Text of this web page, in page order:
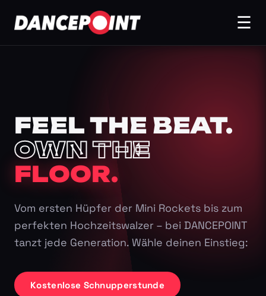
☰
FEEL THE BEAT.
OWN THE
FLOOR.
Vom ersten Hüpfer der Mini Rockets bis zum
perfekten Hochzeitswalzer – bei DANCEPOINT
tanzt jede Generation. Wähle deinen Einstieg:
Kostenlose Schnupperstunde